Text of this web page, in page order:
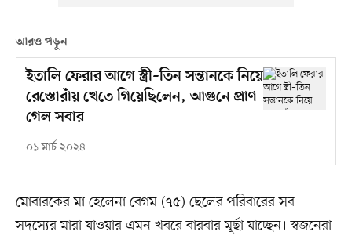
আরও পড়ুন
ইতালি ফেরার আগে স্ত্রী–তিন সন্তানকে নিয়ে
রেস্তোরাঁয় খেতে গিয়েছিলেন, আগুনে প্রাণ
গেল সবার
০১ মার্চ ২০২৪
মোবারকের মা হেলেনা বেগম (৭৫) ছেলের পরিবারের সব
সদস্যের মারা যাওয়ার এমন খবরে বারবার মূর্ছা যাচ্ছেন। স্বজনেরা